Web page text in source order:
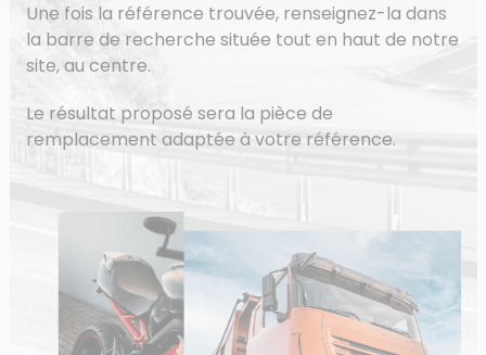
Une fois la référence trouvée, renseignez-la dans
la barre de recherche située tout en haut de notre
site, au centre.
Le résultat proposé sera la pièce de
remplacement adaptée à votre référence.